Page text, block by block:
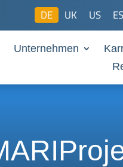
DE UK US ES
Unternehmen